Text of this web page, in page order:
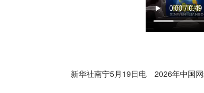
新华社南宁5月19日电 2026年中国网络